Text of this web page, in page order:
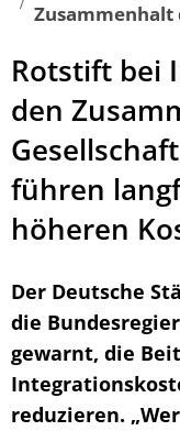
Zusammenhalt
Rotstift bei
den
führen
höheren
Der Deutsche
die
gewarnt, die
reduzieren.